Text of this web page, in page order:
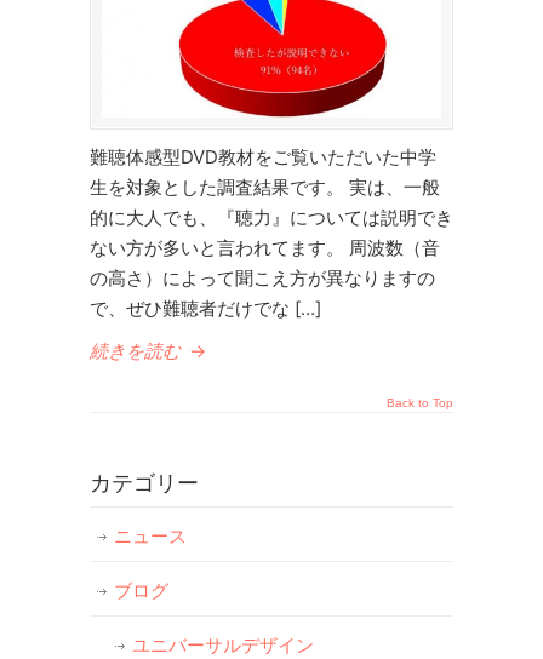
難聴体感型DVD教材をご覧いただいた中学
生を対象とした調査結果です。 実は、一般
的に大人でも、『聴力』については説明でき
ない方が多いと言われてます。 周波数（音
の高さ）によって聞こえ方が異なりますの
で、ぜひ難聴者だけでな […]
続きを読む →
Back to Top
カテゴリー
ニュース
ブログ
ユニバーサルデザイン